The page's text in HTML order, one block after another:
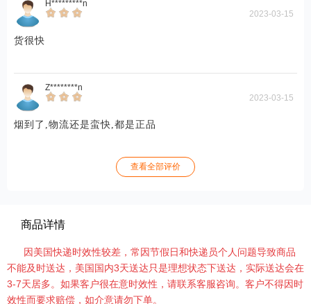
H*********n
2023-03-15
货很快
Z********n
2023-03-15
烟到了,物流还是蛮快,都是正品
查看全部评价
商品详情
因美国快递时效性较差，常因节假日和快递员个人问题导致商品
不能及时送达，美国国内3天送达只是理想状态下送达，实际送达会在
3-7天居多。如果客户很在意时效性，请联系客服咨询。客户不得因时
效性而要求赔偿，如介意请勿下单。